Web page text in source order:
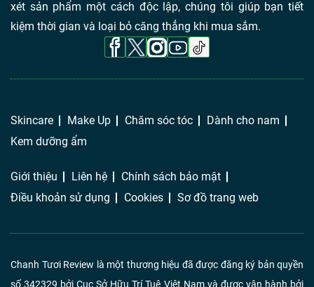
xét sản phẩm một cách độc lập, chúng tôi giúp bạn tiết
kiệm thời gian và loại bỏ căng thẳng khi mua sắm.
Skincare Make Up Chăm sóc tóc
Dành cho nam
Kem dưỡng ẩm
Giới thiệu Liên hệ
Chính sách bảo mật
Điều khoản sử dụng
Cookies Sơ đồ trang web
Chanh Tươi Review là một thương hiệu đã được đăng ký bản quyền
số 342329 bởi Cục Sở Hữu Trí Tuệ Việt Nam và được vận hành bởi